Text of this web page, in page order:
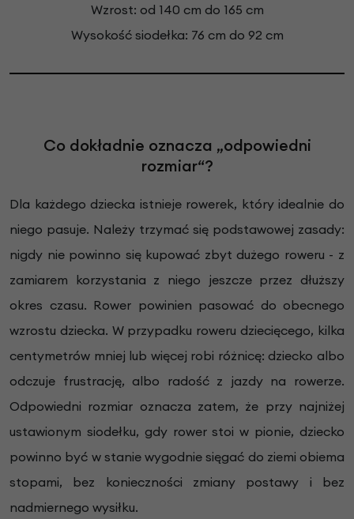
Wzrost: od 140 cm do 165 cm
Wysokość siodełka: 76 cm do 92 cm
Co dokładnie oznacza „odpowiedni
rozmiar“?
Dla każdego dziecka istnieje rowerek, który idealnie do
niego pasuje. Należy trzymać się podstawowej zasady:
nigdy nie powinno się kupować zbyt dużego roweru - z
zamiarem korzystania z niego jeszcze przez dłuższy
okres czasu. Rower powinien pasować do obecnego
wzrostu dziecka. W przypadku roweru dziecięcego, kilka
centymetrów mniej lub więcej robi różnicę: dziecko albo
odczuje frustrację, albo radość z jazdy na rowerze.
Odpowiedni rozmiar oznacza zatem, że przy najniżej
ustawionym siodełku, gdy rower stoi w pionie, dziecko
powinno być w stanie wygodnie sięgać do ziemi obiema
stopami, bez konieczności zmiany postawy i bez
nadmiernego wysiłku.